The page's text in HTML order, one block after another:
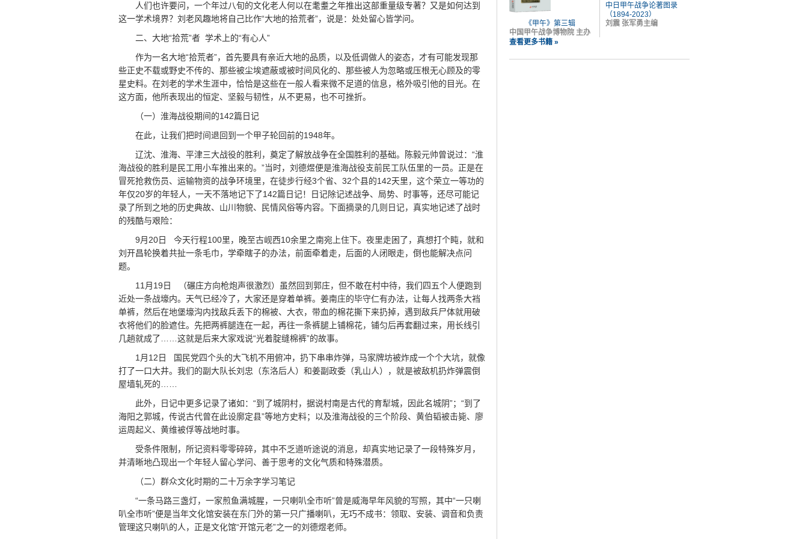
人们也许要问，一个年过八旬的文化老人何以在耄耋之年推出这部重量级专著？又是如何达到
这一学术境界？刘老风趣地将自己比作“大地的拾荒者”，说是：处处留心皆学问。
二、大地“拾荒”者 学术上的“有心人”
作为一名大地“拾荒者”，首先要具有亲近大地的品质，以及低调做人的姿态，才有可能发现那
些正史不载或野史不传的、那些被尘埃遮蔽或被时间风化的、那些被人为忽略或压根无心顾及的零
星史料。在刘老的学术生涯中，恰恰是这些在一般人看来微不足道的信息，格外吸引他的目光。在
这方面，他所表现出的恒定、坚毅与韧性，从不更易，也不可挫折。
（一）淮海战役期间的142篇日记
在此，让我们把时间退回到一个甲子轮回前的1948年。
辽沈、淮海、平津三大战役的胜利，奠定了解放战争在全国胜利的基础。陈毅元帅曾说过：“淮
海战役的胜利是民工用小车推出来的。”当时，刘德煜便是淮海战役支前民工队伍里的一员。正是在
冒死抢救伤员、运输物资的战争环境里，在徒步行经3个省、32个县的142天里，这个荣立一等功的
年仅20岁的年轻人，一天不落地记下了142篇日记！日记除记述战争、局势、时事等，还尽可能记
录了所到之地的历史典故、山川物貌、民情风俗等内容。下面摘录的几则日记，真实地记述了战时
的残酷与艰险：
9月20日 今天行程100里，晚至古岘西10余里之南宛上住下。夜里走困了，真想打个盹，就和
刘开昌轮换着共扯一条毛巾，学牵瞎子的办法，前面牵着走，后面的人闭眼走，倒也能解决点问
题。
11月19日 （碾庄方向枪炮声很激烈）虽然回到郭庄，但不敢在村中待，我们四五个人便跑到
近处一条战壕内。天气已经冷了，大家还是穿着单裤。姜南庄的毕守仁有办法，让每人找两条大裆
单裤，然后在地堡壕沟内找敌兵丢下的棉被、大衣，带血的棉花撕下来扔掉，遇到敌兵尸体就用破
衣将他们的脸遮住。先把两裤腿连在一起，再往一条裤腿上铺棉花，铺匀后再套翻过来，用长线引
几趟就成了……这就是后来大家戏说“光着腚缝棉裤”的故事。
1月12日 国民党四个头的大飞机不用俯冲，扔下串串炸弹，马家牌坊被炸成一个个大坑，就像
打了一口大井。我们的副大队长刘忠（东洛后人）和姜副政委（乳山人），就是被敌机扔炸弹震倒
屋墙轧死的……
此外，日记中更多记录了诸如：“到了城阴村，据说村南是古代的育犁城，因此名城阴”；“到了
海阳之郭城，传说古代曾在此设廓定县”等地方史料；以及淮海战役的三个阶段、黄伯韬被击毙、廖
运周起义、黄维被俘等战地时事。
受条件限制，所记资料零零碎碎，其中不乏道听途说的消息，却真实地记录了一段特殊岁月，
并清晰地凸现出一个年轻人留心学问、善于思考的文化气质和特殊潜质。
（二）群众文化时期的二十万余字学习笔记
“一条马路三盏灯，一家煎鱼满城腥，一只喇叭全市听”曾是威海早年风貌的写照，其中“一只喇
叭全市听”便是当年文化馆安装在东门外的第一只广播喇叭，无巧不成书：领取、安装、调音和负责
管理这只喇叭的人，正是文化馆“开馆元老”之一的刘德煜老师。
《甲午》第三辑
中国甲午战争博物院 主办
中日甲午战争论著图录
（1894-2023）
刘震 张军勇主编
查看更多书籍 »